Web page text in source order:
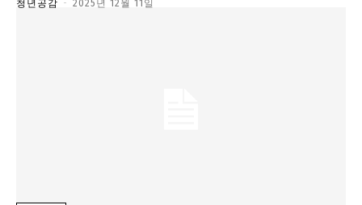
청년공감 - 2025년 12월 11일